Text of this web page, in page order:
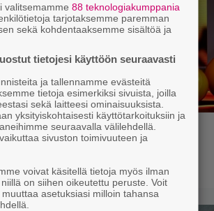
Loton ja Jokerin isot
ABC:lla, netissä…
valitsemamme88 teknologiakumppania
tarjotaksemme paremman
sekä kohdentaaksemme sisältöä ja
tietojesi käyttöön seuraavasti
ja tallennamme evästeitä
tietoja esimerkiksi sivuista, joilla
sekä laitteesi ominaisuuksista.
yksityiskohtaisesti käyttötarkoituksiin ja
seuraavalla välilehdellä.
sivuston toimivuuteen ja
voivat käsitellä tietoja myös ilman
on siihen oikeutettu peruste. Voit
asetuksiasi milloin tahansa